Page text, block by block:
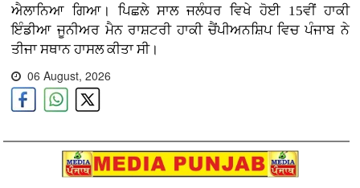
ਐਲਾਨਿਆ ਗਿਆ। ਪਿਛਲੇ ਸਾਲ ਜਲੰਧਰ ਵਿਖੇ ਹੋਈ 15ਵੀਂ ਹਾਕੀ
ਇੰਡੀਆ ਜੂਨੀਅਰ ਮੈਨ ਰਾਸ਼ਟਰੀ ਹਾਕੀ ਚੈਂਪੀਅਨਸ਼ਿਪ ਵਿਚ ਪੰਜਾਬ ਨੇ
ਤੀਜਾ ਸਥਾਨ ਹਾਸਲ ਕੀਤਾ ਸੀ।
06 August, 2026